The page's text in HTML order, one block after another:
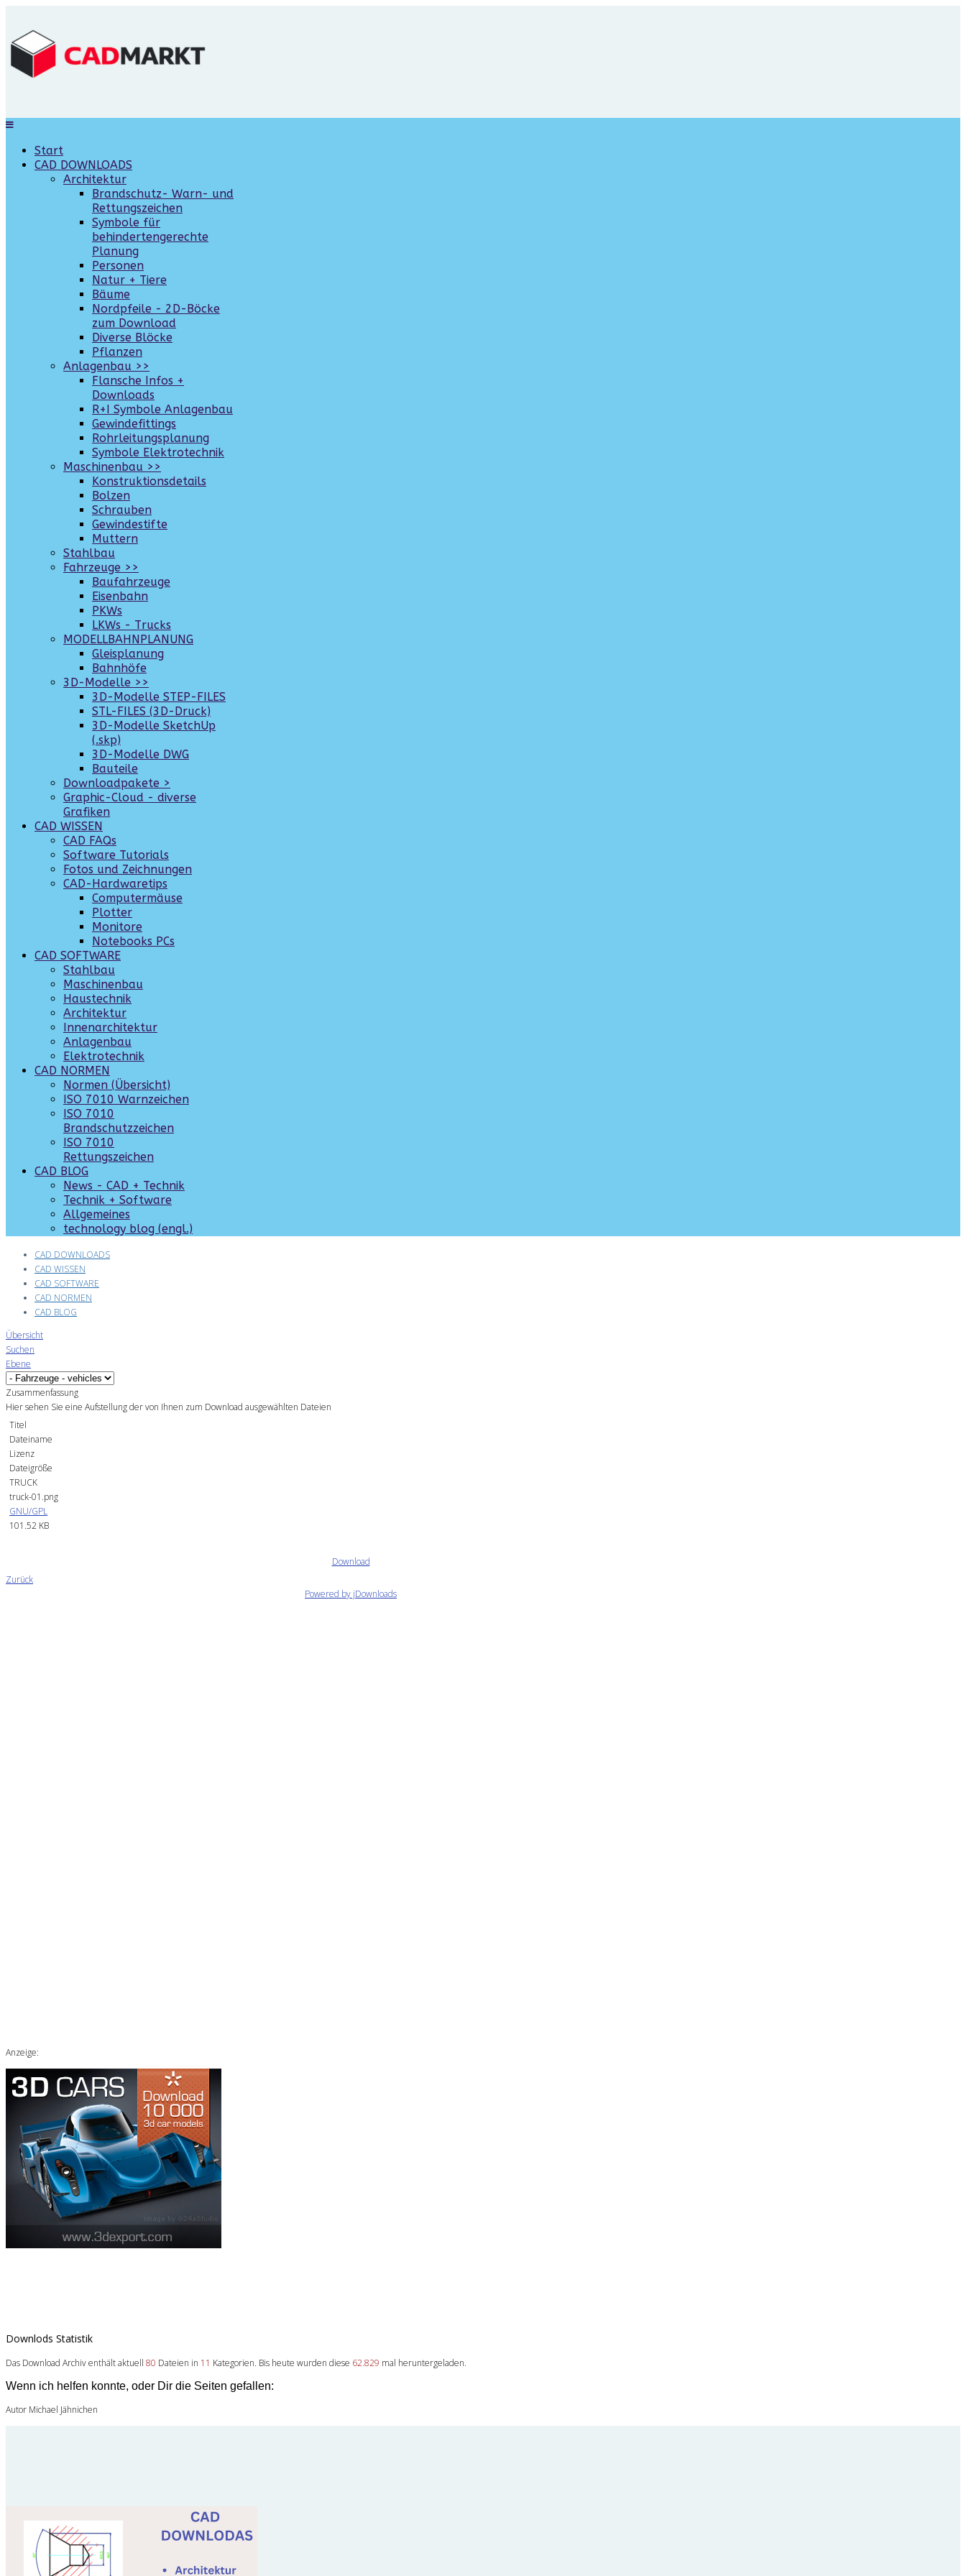
Start
CAD DOWNLOADS
Architektur
Brandschutz- Warn- und
Rettungszeichen
Symbole für
behindertengerechte
Planung
Personen
Natur + Tiere
Bäume
Nordpfeile - 2D-Böcke
zum Download
Diverse Blöcke
Pflanzen
Anlagenbau >>
Flansche Infos +
Downloads
R+I Symbole Anlagenbau
Gewindefittings
Rohrleitungsplanung
Symbole Elektrotechnik
Maschinenbau >>
Konstruktionsdetails
Bolzen
Schrauben
Gewindestifte
Muttern
Stahlbau
Fahrzeuge >>
Baufahrzeuge
Eisenbahn
PKWs
LKWs - Trucks
MODELLBAHNPLANUNG
Gleisplanung
Bahnhöfe
3D-Modelle >>
3D-Modelle STEP-FILES
STL-FILES (3D-Druck)
3D-Modelle SketchUp
(.skp)
3D-Modelle DWG
Bauteile
Downloadpakete >
Graphic-Cloud - diverse
Grafiken
CAD WISSEN
CAD FAQs
Software Tutorials
Fotos und Zeichnungen
CAD-Hardwaretips
Computermäuse
Plotter
Monitore
Notebooks PCs
CAD SOFTWARE
Stahlbau
Maschinenbau
Haustechnik
Architektur
Innenarchitektur
Anlagenbau
Elektrotechnik
CAD NORMEN
Normen (Übersicht)
ISO 7010 Warnzeichen
ISO 7010
Brandschutzzeichen
ISO 7010
Rettungszeichen
CAD BLOG
News - CAD + Technik
Technik + Software
Allgemeines
technology blog (engl.)
CAD DOWNLOADS
CAD WISSEN
CAD SOFTWARE
CAD NORMEN
CAD BLOG
Übersicht
Suchen
Ebene
Zusammenfassung
Hier sehen Sie eine Aufstellung der von Ihnen zum Download ausgewählten Dateien
Titel
Dateiname
Lizenz
Dateigröße
TRUCK
truck-01.png
GNU/GPL
101.52 KB
Download
Zurück
Powered by jDownloads
Anzeige:
Downlods Statistik
Das Download Archiv enthält aktuell 80 Dateien in 11 Kategorien. Bis heute wurden diese 62.829 mal heruntergeladen.
Wenn ich helfen konnte, oder Dir die Seiten gefallen:
Autor Michael Jähnichen